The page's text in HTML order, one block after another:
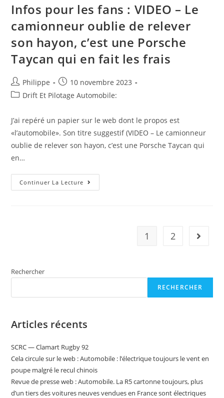
Infos pour les fans : VIDEO – Le
camionneur oublie de relever
son hayon, c’est une Porsche
Taycan qui en fait les frais
Auteur/autrice
de
Philippe
Post
published:
10 novembre 2023
PostDrift Et Pilotage Automobile:
J’ai repéré un papier sur le web dont le propos est
«l’automobile». Son titre suggestif (VIDEO – Le camionneur
oublie de relever son hayon, c’est une Porsche Taycan qui
en…
Continuer La Lecture Infos
Pour
C’est
Fait
Les
1 2 Aller à
Rechercher
RECHERCHER
Articles récents
SCRC — Clamart Rugby 92
Cela circule sur le web : Automobile : l’électrique toujours le vent en
poupe malgré le recul chinois
Revue de presse web : Automobile. La R5 cartonne toujours, plus
d’un tiers des voitures neuves vendues en France sont électriques